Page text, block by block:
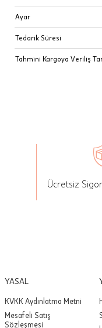
Ayar
Tedarik Süresi
Tahmini Kargoya Veriliş
Ücretsiz
YASAL
KVKK Aydınlatma Metni
Mesafeli Satış
Sözleşmesi
İptal:
seçilen
Önemli:
Önemli: